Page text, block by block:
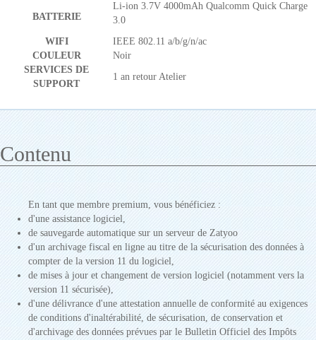
BATTERIE
Li-ion 3.7V 4000mAh Qualcomm Quick Charge
3.0
WIFI
IEEE 802.11 a/b/g/n/ac
COULEUR
Noir
SERVICES DE
SUPPORT
1 an retour Atelier
Contenu
En tant que membre premium, vous bénéficiez :
d'une assistance logiciel,
de sauvegarde automatique sur un serveur de Zatyoo
d'un archivage fiscal en ligne au titre de la sécurisation des données à
compter de la version 11 du logiciel,
de mises à jour et changement de version logiciel (notamment vers la
version 11 sécurisée),
d'une délivrance d'une attestation annuelle de conformité au exigences
de conditions d'inaltérabilité, de sécurisation, de conservation et
d'archivage des données prévues par le Bulletin Officiel des Impôts